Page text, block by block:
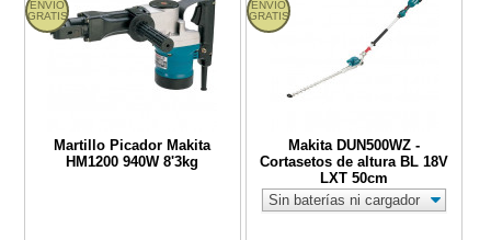
ENVIO
GRATIS
Martillo Picador Makita
HM1200 940W 8'3kg
ENVIO
GRATIS
Makita DUN500WZ -
Cortasetos de altura BL 18V
LXT 50cm